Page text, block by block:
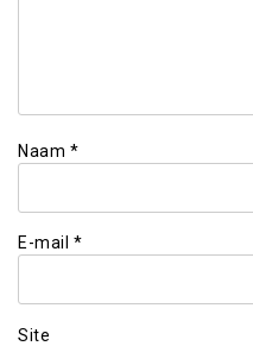
Naam *
E-mail *
Site